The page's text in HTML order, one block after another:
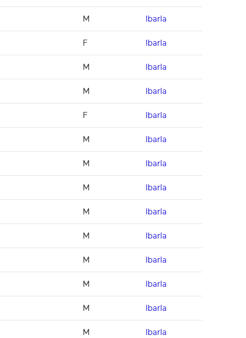
M Ibarla
F Ibarla
M Ibarla
M Ibarla
F Ibarla
M Ibarla
M Ibarla
M Ibarla
M Ibarla
M Ibarla
M Ibarla
M Ibarla
M Ibarla
M Ibarla